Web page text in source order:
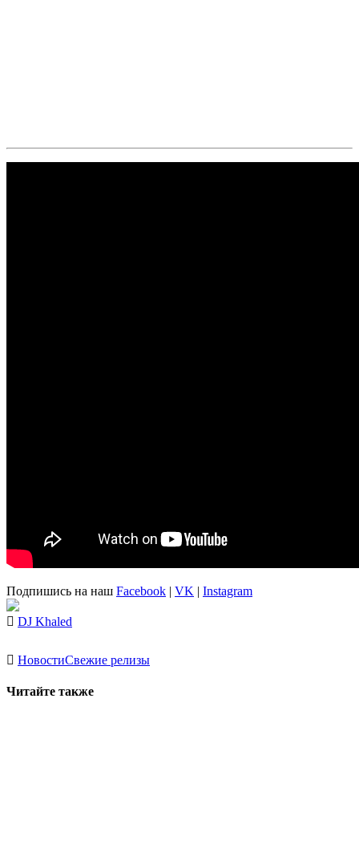
Подпишись на наш Facebook | VK | Instagram
DJ Khaled
НовостиСвежие релизы
Читайте также